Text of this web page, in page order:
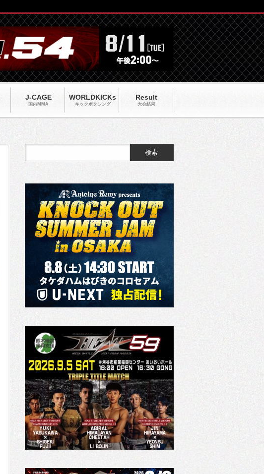
J-CAGE
国内MMA
WORLDKICKs
キックポクシング
Result
大会結果